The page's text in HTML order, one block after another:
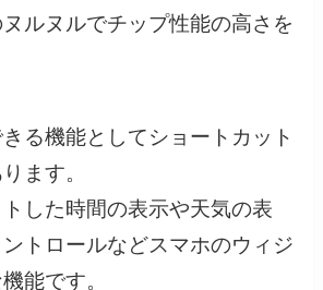
ルヌルでチップ性能の高さを
る機能としてショートカット
ます。
した時間の表示や天気の表
トロールなどスマホのウィジ
能です。